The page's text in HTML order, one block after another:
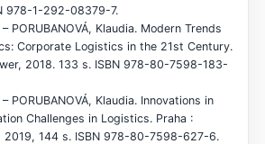
978-1-292-08379-7.
PORUBANOVÁ, Klaudia. Modern Trends
Corporate Logistics in the 21st Century.
2018. 133 s. ISBN 978-80-7598-183-
PORUBANOVÁ, Klaudia. Innovations in
Challenges in Logistics. Praha :
2019, 144 s. ISBN 978-80-7598-627-6.